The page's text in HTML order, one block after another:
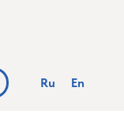
Ru En